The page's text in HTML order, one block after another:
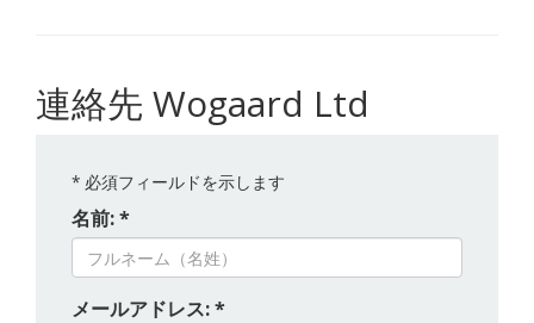
連絡先 Wogaard Ltd
* 必須フィールドを示します
名前: *
メールアドレス: *